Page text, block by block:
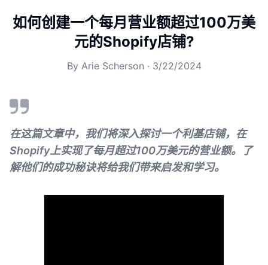
如何创建一个每月营业额超过100万美
元的Shopify店铺?
By Arie Scherson · 3/22/2024
在这篇文章中，我们将深入探讨一个利基店铺，在
Shopify上实现了每月超过100万美元的营业额。了
解他们的成功秘诀将给我们带来启发和学习。